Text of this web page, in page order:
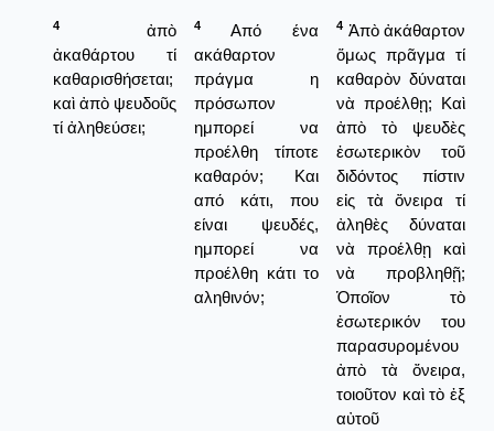
4
ἀπὸ
ἀκαθάρτου τί
καθαρισθήσεται;
καὶ ἀπὸ ψευδοῦς
τί ἀληθεύσει;
4
Από ένα
ακάθαρτον
πράγμα η
πρόσωπον
ημπορεί να
προέλθη τίποτε
καθαρόν; Και
από κάτι, που
είναι ψευδές,
ημπορεί να
προέλθη κάτι το
αληθινόν;
4 Ἀπὸ ἀκάθαρτον
ὅμως πρᾶγμα τί
καθαρὸν δύναται
νὰ προέλθῃ; Καὶ
ἀπὸ τὸ ψευδὲς
ἐσωτερικὸν τοῦ
διδόντος πίστιν
εἰς τὰ ὄνειρα τί
ἀληθὲς δύναται
νὰ προέλθῃ καὶ
νὰ προβληθῇ;
Ὁποῖον τὸ
ἐσωτερικόν του
παρασυρομένου
ἀπὸ τὰ ὄνειρα,
τοιοῦτον καὶ τὸ ἐξ
αὐτοῦ